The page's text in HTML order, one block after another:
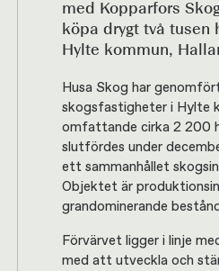
med Kopparfors
köpa drygt två tusen
Hylte kommun,
Husa Skog har
skogsfastigheter i Hylte
omfattande cirka 2 200
slutfördes under
ett sammanhållet
Objektet är
grandominerande
Förvärvet ligger i linje
med att utveckla och